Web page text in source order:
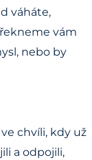
váháte,
vám
nebo by
chvíli, kdy už
a odpojili,